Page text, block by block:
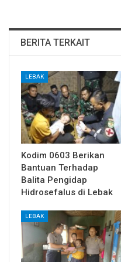
BERITA TERKAIT
LEBAK
Kodim 0603 Berikan
Bantuan Terhadap
Balita Pengidap
Hidrosefalus di Lebak
LEBAK